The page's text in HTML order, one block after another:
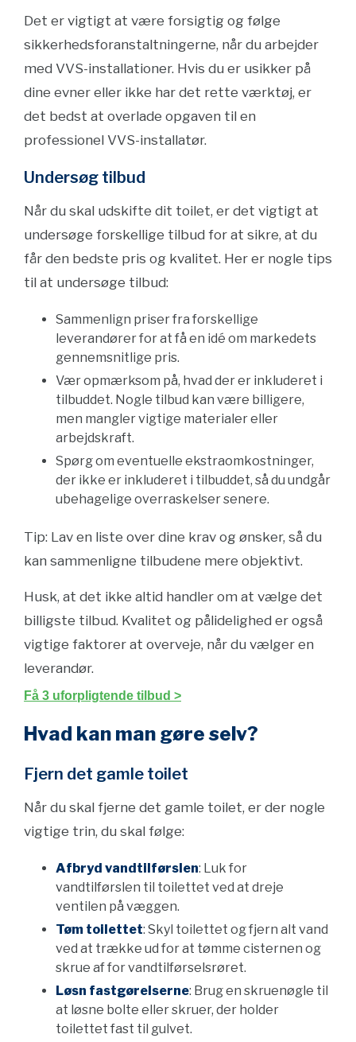
Det er vigtigt at være forsigtig og følge
sikkerhedsforanstaltningerne, når du arbejder
med VVS-installationer. Hvis du er usikker på
dine evner eller ikke har det rette værktøj, er
det bedst at overlade opgaven til en
professionel VVS-installatør.
Undersøg tilbud
Når du skal udskifte dit toilet, er det vigtigt at
undersøge forskellige tilbud for at sikre, at du
får den bedste pris og kvalitet. Her er nogle tips
til at undersøge tilbud:
Sammenlign priser fra forskellige
leverandører for at få en idé om markedets
gennemsnitlige pris.
Vær opmærksom på, hvad der er inkluderet i
tilbuddet. Nogle tilbud kan være billigere,
men mangler vigtige materialer eller
arbejdskraft.
Spørg om eventuelle ekstraomkostninger,
der ikke er inkluderet i tilbuddet, så du undgår
ubehagelige overraskelser senere.
Tip: Lav en liste over dine krav og ønsker, så du
kan sammenligne tilbudene mere objektivt.
Husk, at det ikke altid handler om at vælge det
billigste tilbud. Kvalitet og pålidelighed er også
vigtige faktorer at overveje, når du vælger en
leverandør.
Få 3 uforpligtende tilbud >
Hvad kan man gøre selv?
Fjern det gamle toilet
Når du skal fjerne det gamle toilet, er der nogle
vigtige trin, du skal følge:
Afbryd vandtilførslen: Luk for
vandtilførslen til toilettet ved at dreje
ventilen på væggen.
Tøm toilettet: Skyl toilettet og fjern alt vand
ved at trække ud for at tømme cisternen og
skrue af for vandtilførselsrøret.
Løsn fastgørelserne: Brug en skruenøgle til
at løsne bolte eller skruer, der holder
toilettet fast til gulvet.